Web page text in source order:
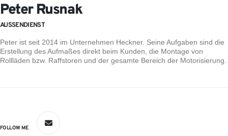
Peter Rusnak
AUSSENDIENST
Peter ist seit 2014 im Unternehmen Heckner. Seine Aufgaben sind die
Erstellung des Aufmaßes direkt beim Kunden, die Montage von
Rollläden bzw. Raffstoren und der gesamte Bereich der Motorisierung.
FOLLOW ME